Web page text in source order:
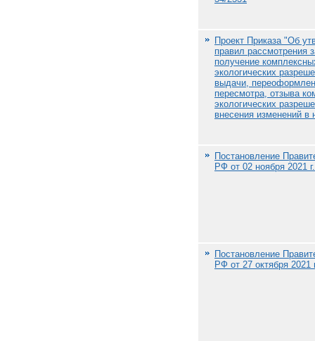
Проект Приказа "Об
правил рассмотрения
получение
экологических
выдачи,
пересмотра, отзыва
экологических
внесения изменений в
Постановление
РФ от 02 ноября 2021
Постановление
РФ от 27 октября